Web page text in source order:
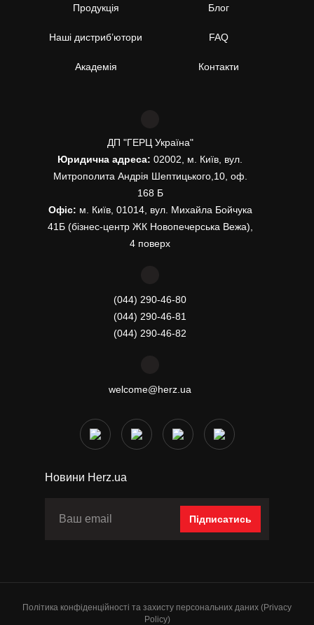
Продукція
Наші дистриб’ютори
Академія
Блог
FAQ
Контакти
ДП "ГЕРЦ Україна"
Юридична адреса: 02002, м. Київ, вул.
Митрополита Андрія Шептицького,10, оф.
168 Б
Офіс: м. Київ, 01014, вул. Михайла Бойчука
41Б (бізнес-центр ЖК Новопечерська Вежа),
4 поверх
(044) 290-46-80
(044) 290-46-81
(044) 290-46-82
welcome@herz.ua
Новини Herz.ua
Підписатись
Політика конфіденційності та захисту персональних даних (Privacy
Policy)